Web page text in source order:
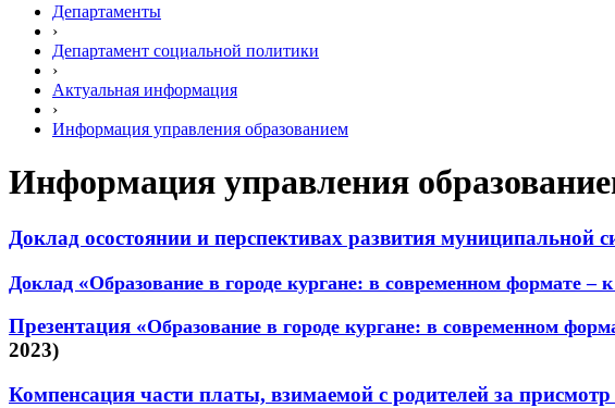
Департаменты
›
Департамент социальной политики
›
Актуальная информация
›
Информация управления образованием
Информация управления
Доклад осостоянии и перспективах развития муниципальной
Доклад «Образование в городе кургане: в современном формате –
Презентация «Образование в городе кургане: в современном
2023)
Компенсация части платы, взимаемой с родителей за